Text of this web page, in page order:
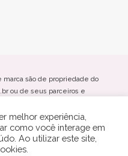
marca são de propriedade do
ou de seus parceiros e
do site.
26.469.885/0001-66
PR Cep: 85901-000
melhor experiência,
como você interage em
Ao utilizar este site,